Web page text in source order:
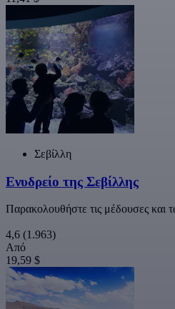
Σεβίλλη
Ενυδρείο της Σεβίλλης
Παρακολουθήστε τις μέδουσες και
4,6 (1.963)
Από
19,59 $